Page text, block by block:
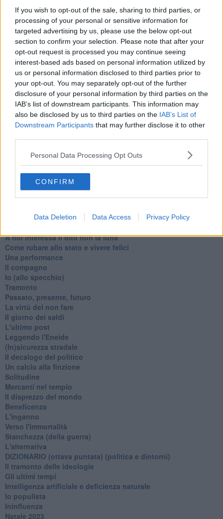
If you wish to opt-out of the sale, sharing to third parties, or
processing of your personal or sensitive information for
targeted advertising by us, please use the below opt-out
section to confirm your selection. Please note that after your
opt-out request is processed you may continue seeing
interest-based ads based on personal information utilized by
us or personal information disclosed to third parties prior to
your opt-out. You may separately opt-out of the further
disclosure of your personal information by third parties on the
IAB’s list of downstream participants. This information may
also be disclosed by us to third parties on the IAB’s List of
Downstream Participants that may further disclose it to other
Personal Data Processing Opt Outs
CONFIRM
Data Deletion Data Access Privacy Policy
​Lucrezia Borgia, una storia di potere
Facile profezia
Il terzo compito
L'abiura di Galileo
Fu vera gloria?
La guerricciola delle due rose
La truffa all'anziano
Alla fermata dell'autobus
La repressione sessuale per sentito dire
Diseducazione televisiva e inerzia della politica
Foto storica
Esequie solenni
Nostalgia del sangue blu
Teste calde
Armiamoci e... avviatevi
Da Capodanno a Carnevale
Schizzi di fango
Sor-riso amaro
Fine anno al ristorante
Natale 2024
A noi interessa il dito non la luna
Come rubare allo stato e vivere felici
Una performance
Il compagno
​Io (allo specchio)
Tramonto
Passato, presente, futuro
La virtù del non fare
Il giorno dei saldi
L'ultimo post
Leggendo l'Eneide
​(In)sicurezza stradale
Il decalogo del politico
Un calcio alla finzione
Solitudine
Mercanti nel tempio
Il disprezzo del mondo
Beneficenza
L'inganno
Verso l'immortalità
Stanchezza (della guerra)
L'alternativa
​DIZIONARIO (ottava puntata) (politica e dintorni)
Il tramonto delle ideologie
Gli ultimi tempi
Intelligenza artificiale e deficienza naturale
Io populista
Ininfluenza
Natale 2023